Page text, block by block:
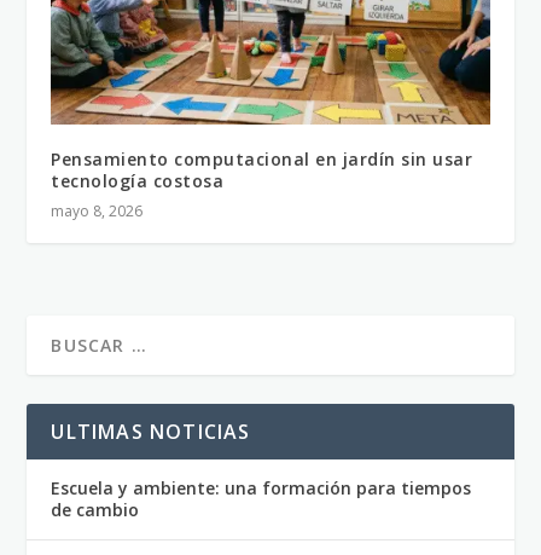
Pensamiento computacional en jardín sin usar
tecnología costosa
mayo 8, 2026
ULTIMAS NOTICIAS
Escuela y ambiente: una formación para tiempos
de cambio